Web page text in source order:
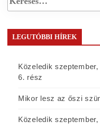
LEGUTÓBBI HÍREK
Közeledik
6. rész
Mikor lesz az őszi
Közeledik